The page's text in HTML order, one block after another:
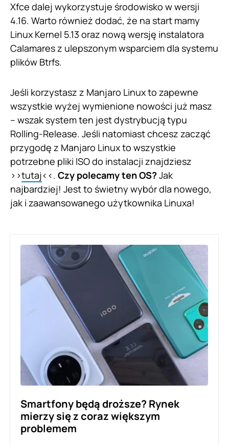
Xfce dalej wykorzystuje środowisko w wersji
4.16. Warto również dodać, że na start mamy
Linux Kernel 5.13 oraz nową wersję instalatora
Calamares z ulepszonym wsparciem dla systemu
plików Btrfs.
Jeśli korzystasz z Manjaro Linux to zapewne
wszystkie wyżej wymienione nowości już masz
– wszak system ten jest dystrybucją typu
Rolling-Release. Jeśli natomiast chcesz zacząć
przygodę z Manjaro Linux to wszystkie
potrzebne pliki ISO do instalacji znajdziesz
>>tutaj<<. Czy polecamy ten OS? Jak
najbardziej! Jest to świetny wybór dla nowego,
jak i zaawansowanego użytkownika Linuxa!
Smartfony będą droższe? Rynek
mierzy się z coraz większym
problemem